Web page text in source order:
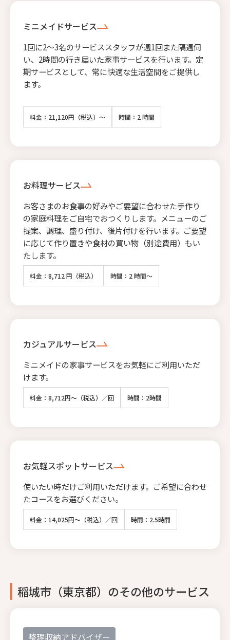
ミニメイドサービス
1回に2〜3名のサービススタッフが週1回また隔週伺
い、2時間の行き届いた家事サービスを行います。定
期サービスとして、常に快適な生活空間をご提供し
ます。
料金：21,120円（税込）～ 時間：2 時間
お料理サービス
お客さまのお食事の好みやご要望に合わせた手作り
の家庭料理をご自宅でおつくりします。メニューのご
提案、調理、盛り付け、後片付けを行います。ご要望
に応じて作り置きや食材の買い物（別途費用）もい
たします。
料金：8,712 円（税込） 時間：2 時間～
カジュアルサービス
ミニメイドの家事サービスをお気軽にご利用いただ
けます。
料金：8,712円～（税込）／回 時間：2時間
お気軽スポットサービス
使いたい時だけご利用いただけます。ご希望に合わせ
たコースをお選びください。
料金：14,025円～（税込）／回 時間：2.5時間
稲城市（東京都）のその他のサービス
整理収納アドバイザー